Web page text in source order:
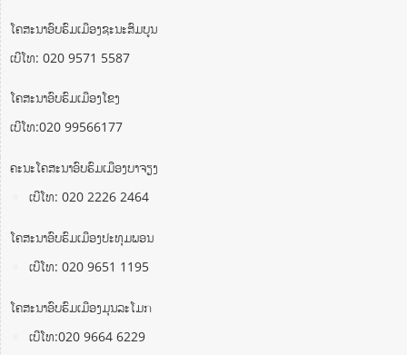
ໂຄສະນາອົບຮົມເມືອງຊະນະສົມບູນ
ເບີໂທ: 020 9571 5587
ໂຄສະນາອົບຮົມເມືອງໂຂງ
ເບີໂທ:020 99566177
ຄະນະໂຄສະນາອົບຮົມເມືອງບາຈຽງ
ເບີໂທ: 020 2226 2464
ໂຄສະນາອົບຮົມເມືອງປະທຸມພອນ
ເບີໂທ: 020 9651 1195
ໂຄສະນາອົບຮົມເມືອງມຸນລະໂມກ
ເບີໂທ:020 9664 6229